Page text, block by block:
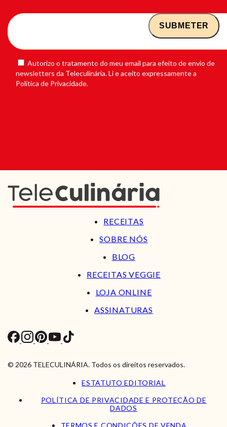
Autorizo o tratamento do meu email para efeito de envio de
newsletters da Teleculinária. Li e aceito expressamente a
Política de Privacidade.
RECEITAS
SOBRE NÓS
BLOG
RECEITAS VEGGIE
LOJA ONLINE
ASSINATURAS
© 2026 TELECULINÁRIA. Todos os direitos reservados.
ESTATUTO EDITORIAL
POLÍTICA DE PRIVACIDADE E PROTEÇÃO DE
DADOS
TERMOS E CONDIÇÕES DE VENDA